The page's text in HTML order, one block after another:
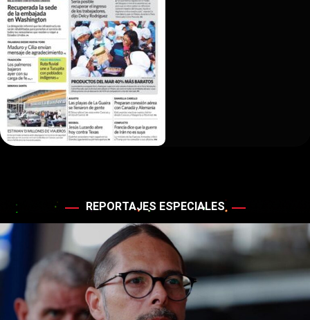
REPORTAJES ESPECIALES